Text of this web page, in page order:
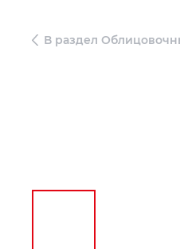
В раздел